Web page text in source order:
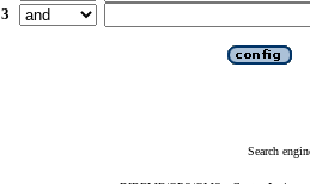
3
Search